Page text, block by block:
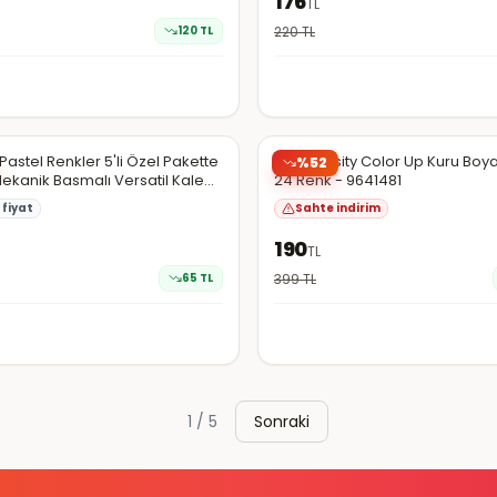
120 TL
TL
220TL
Pastel Renkler 5'li Özel Pakette
Basmalı Versatil Kalem
fiyat
65 TL
%52
N11
Bic Intensity Color Up Kuru
24 Renk - 9641481
Sahte indirim
190TL
399TL
1 / 5 Sonraki